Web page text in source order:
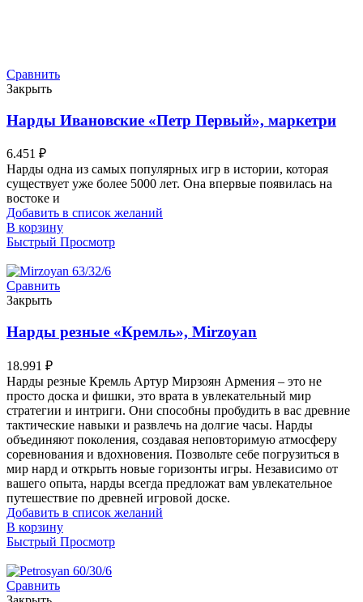
Сравнить
Закрыть
Нарды Ивановские «Петр Первый», маркетри
6.451 ₽
Нарды одна из самых популярных игр в истории, которая
существует уже более 5000 лет. Она впервые появилась на
востоке и
Добавить в список желаний
В корзину
Быстрый Просмотр
Сравнить
Закрыть
Нарды резные «Кремль», Mirzoyan
18.991 ₽
Нарды резные Кремль Артур Мирзоян Армения – это не
просто доска и фишки, это врата в увлекательный мир
стратегии и интриги. Они способны пробудить в вас древние
тактические навыки и развлечь на долгие часы. Нарды
объединяют поколения, создавая неповторимую атмосферу
соревнования и вдохновения. Позвольте себе погрузиться в
мир нард и открыть новые горизонты игры. Независимо от
вашего опыта, нарды всегда предложат вам увлекательное
путешествие по древней игровой доске.
Добавить в список желаний
В корзину
Быстрый Просмотр
Сравнить